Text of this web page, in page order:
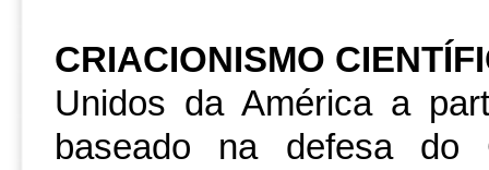
CRIACIONISMO
Unidos da América a
baseado na defesa do